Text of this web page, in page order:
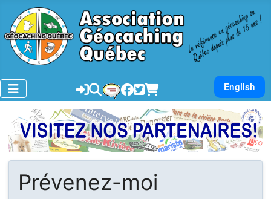
Sélectionnez
English
Prévenez-moi